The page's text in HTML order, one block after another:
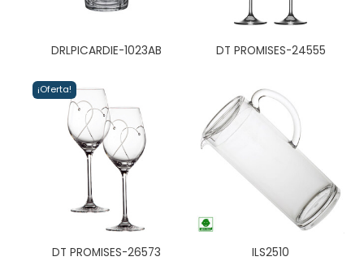
DRLPICARDIE-1023AB DT PROMISES-24555
¡Oferta!
DT PROMISES-26573 ILS2510